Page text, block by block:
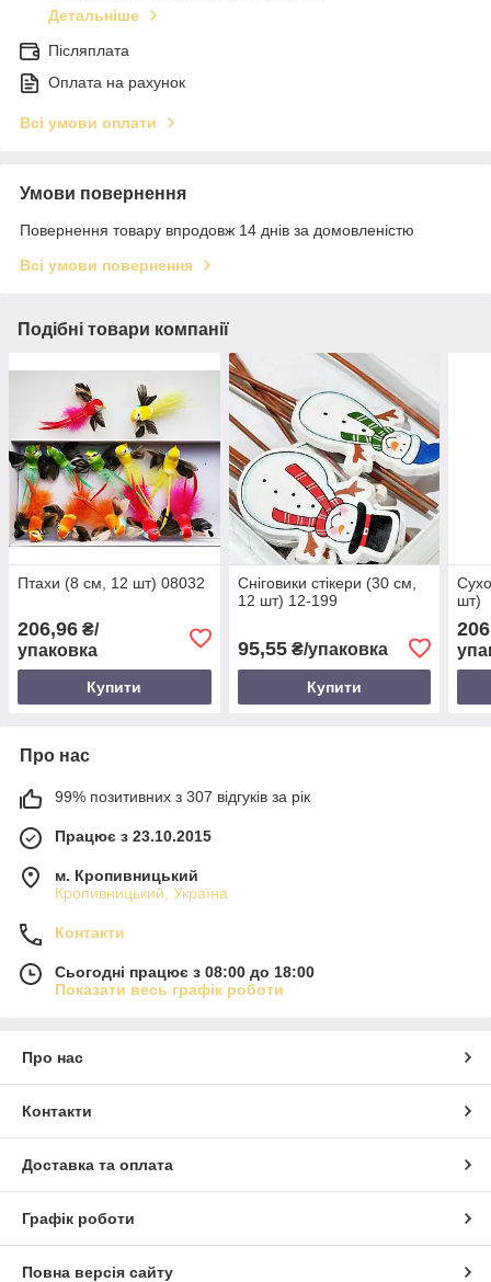
Детальніше
Післяплата
Оплата на рахунок
Всі умови оплати
Умови повернення
Повернення товару впродовж 14 днів за домовленістю
Всі умови повернення
Подібні товари компанії
Птахи (8 см, 12 шт) 08032
206,96 ₴/
упаковка
Купити
Сніговики стікери (30 см,
12 шт) 12-199
95,55₴/упаковка
Купити
шт)
Про нас
99% позитивних з 307 відгуків за рік
Працює з 23.10.2015
м. Кропивницький
Кропивницький, Україна
Контакти
Сьогодні працює з 08:00 до 18:00
Показати весь графік роботи
Про нас
Контакти
Доставка та оплата
Графік роботи
Повна версія сайту